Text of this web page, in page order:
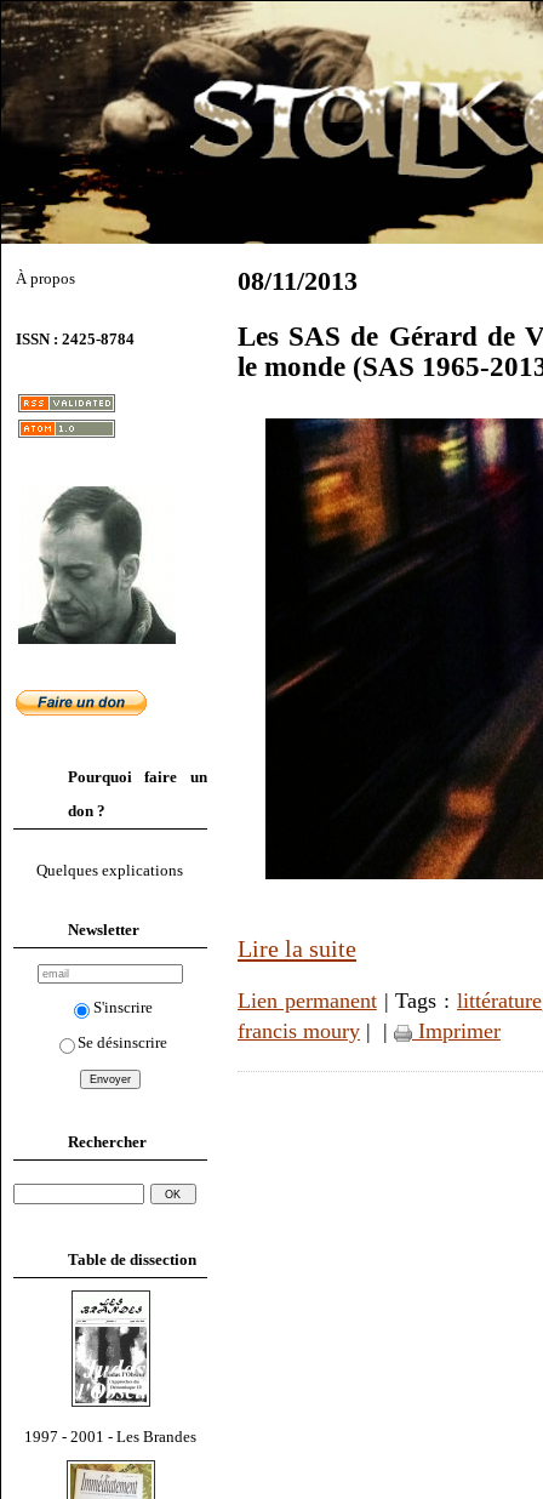
À propos
ISSN : 2425-8784
Pourquoi faire un
don ?
Quelques explications
Newsletter
S'inscrire
Se désinscrire
Rechercher
Table de dissection
1997 - 2001 - Les Brandes
08/11/2013
Les SAS de Gérard de
le monde (SAS 1965-
Lire la suite
Lien permanent| Tags :littérature
francis moury | | Imprimer